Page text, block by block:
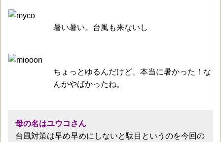
暑い暑い。台風も来ないし
ちょっとゆるんだけど、本当に暑かった！な
んかやばかったね。
母の名はユウコさん
台風対策は早め早めにしないと駄目というのを今回の